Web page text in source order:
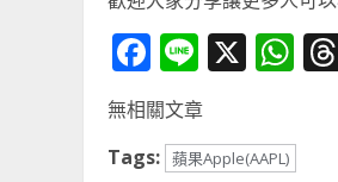
Facebook
Line
X
無相關文章
Tags: 蘋果Apple(AAPL)